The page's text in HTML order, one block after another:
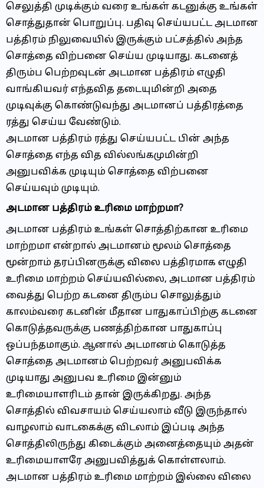
செலுத்தி முடிக்கும் வரை உங்கள் கடனுக்கு உங்கள்
சொத்துதான் பொறுப்பு. பதிவு செய்யபட்ட அடமான
பத்திரம் நிலுவையில் இருக்கும் பட்சத்தில் அந்த
சொத்தை விற்பனை செய்ய முடியாது. கடனைத்
திரும்ப பெற்றவுடன் அடமான பத்திரம் எழுதி
வாங்கியவர் எந்தவித தடையுமின்றி அதை
முடிவுக்கு கொண்டுவந்து அடமானப் பத்திரத்தை
ரத்து செய்ய வேண்டும்.
அடமான பத்திரம் ரத்து செய்யபட்ட பின் அந்த
சொத்தை எந்த வித வில்லங்கமுமின்றி
அனுபவிக்க முடியும் சொத்தை விற்பனை
செய்யவும் முடியும்.
அடமான பத்திரம் உரிமை மாற்றமா?
அடமான பத்திரம் உங்கள் சொத்திற்கான உரிமை
மாற்றமா என்றால் அடமானம் மூலம் சொத்தை
மூன்றாம் தரப்பினருக்கு விலை பத்திரமாக எழுதி
உரிமை மாற்றம் செய்யவில்லை, அடமான பத்திரம்
வைத்து பெற்ற கடனை திரும்ப சொலுத்தும்
காலம்வரை கடனின் மீதான பாதுகாப்பிற்கு கடனை
கொடுத்தவருக்கு பணத்திற்கான பாதுகாப்பு
ஒப்பந்தமாகும். ஆனால் அடமானம் கொடுத்த
சொத்தை அடமானம் பெற்றவர் அனுபவிக்க
முடியாது அனுபவ உரிமை இன்னும்
உரிமையாளரிடம் தான் இருக்கிறது. அந்த
சொத்தில் விவசாயம் செய்யலாம் வீடு இருந்தால்
வாழலாம் வாடகைக்கு விடலாம் இப்படி அந்த
சொத்திலிருந்து கிடைக்கும் அனைத்தையும் அதன்
உரிமையாளரே அனுபவித்துக் கொள்ளலாம்.
அடமான பத்திரம் உரிமை மாற்றம் இல்லை விலை